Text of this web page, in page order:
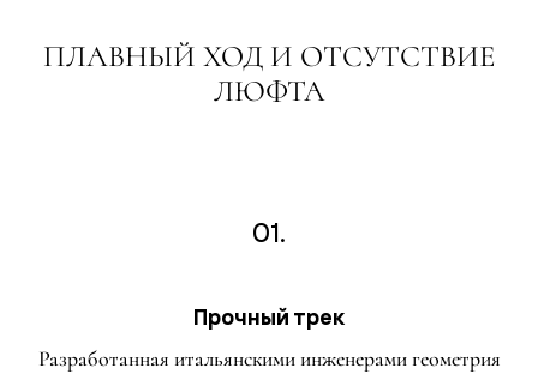
ПЛАВНЫЙ ХОД И ОТСУТСТВИЕ
ЛЮФТА
01.
Прочный трек
Разработанная итальянскими инженерами геометрия